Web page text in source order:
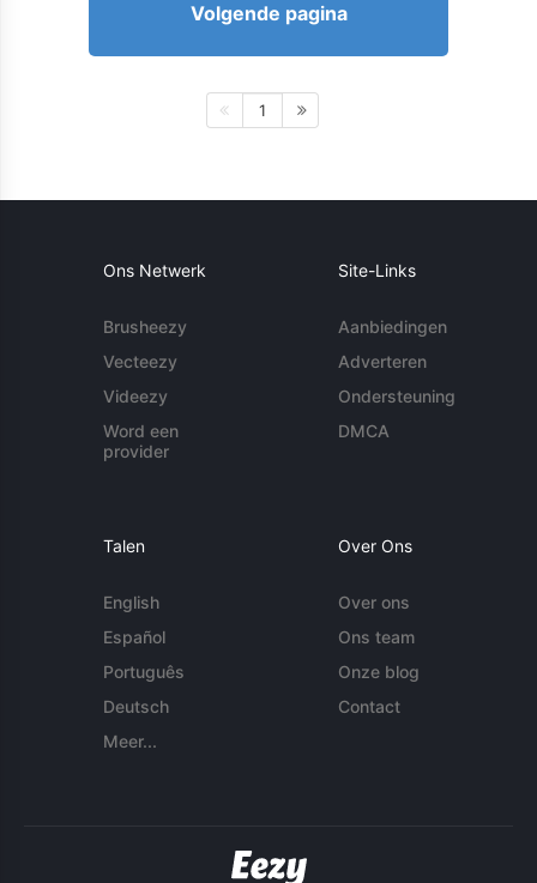
Volgende pagina
1
Ons Netwerk
Brusheezy
Vecteezy
Videezy
Word een
provider
Site-Links
Aanbiedingen
Adverteren
Ondersteuning
DMCA
Talen
English
Español
Português
Deutsch
Meer...
Over Ons
Over ons
Ons team
Onze blog
Contact